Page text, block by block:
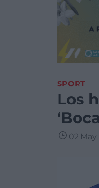
SPORT
Los
02 May